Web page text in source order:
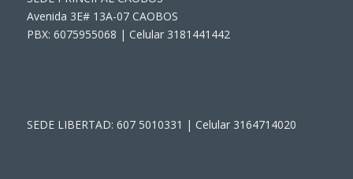
Avenida 3E# 13A-07 CAOBOS
PBX: 6075955068 | Celular 3181441442
SEDE LIBERTAD: 607 5010331 | Celular 3164714020